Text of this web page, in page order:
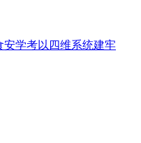
学考以四维系统建牢